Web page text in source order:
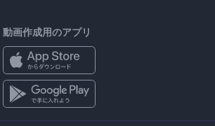
動画作成用のアプリ